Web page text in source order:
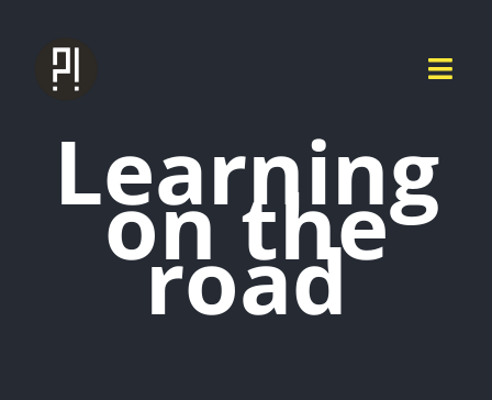
springen
MEET
Learning
on the
road